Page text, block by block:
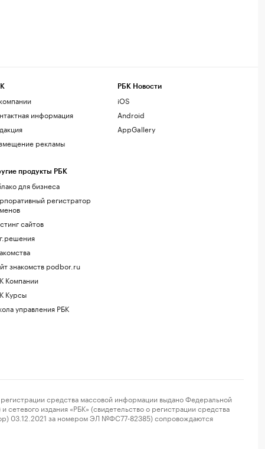
информация
рекламы
продукты РБК
для бизнеса
регистратор
сайтов
знакомств podbor.ru
Компании
Курсы
управления РБК
РБК Новости
iOS
Android
AppGallery
средства массовой информации выдано Федеральной
издания «РБК» (свидетельство о регистрации средства
03.12.2021 за номером ЭЛ №ФС77-82385) сопровождаются